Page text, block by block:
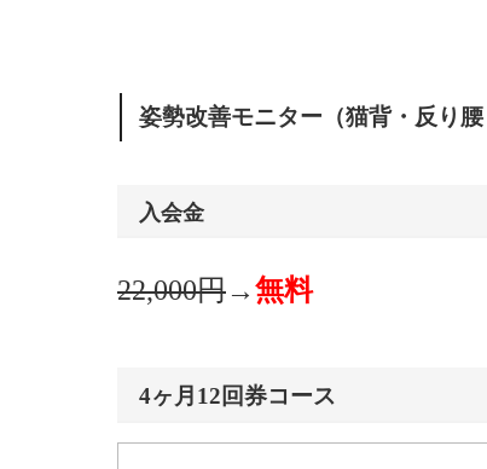
姿勢改善モニター（猫背・反り腰
入会金
22,000円→無料
4ヶ月12回券コース